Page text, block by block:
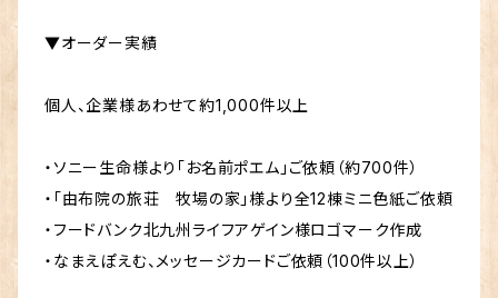
▼オーダー実績
個人、企業様あわせて約1,000件以上
・ソニー生命様より「お名前ポエム」ご依頼（約700件）
・「由布院の旅荘 牧場の家」様より全12棟ミニ色紙ご依頼
・フードバンク北九州ライフアゲイン様ロゴマーク作成
・なまえぽえむ、メッセージカードご依頼（100件以上）